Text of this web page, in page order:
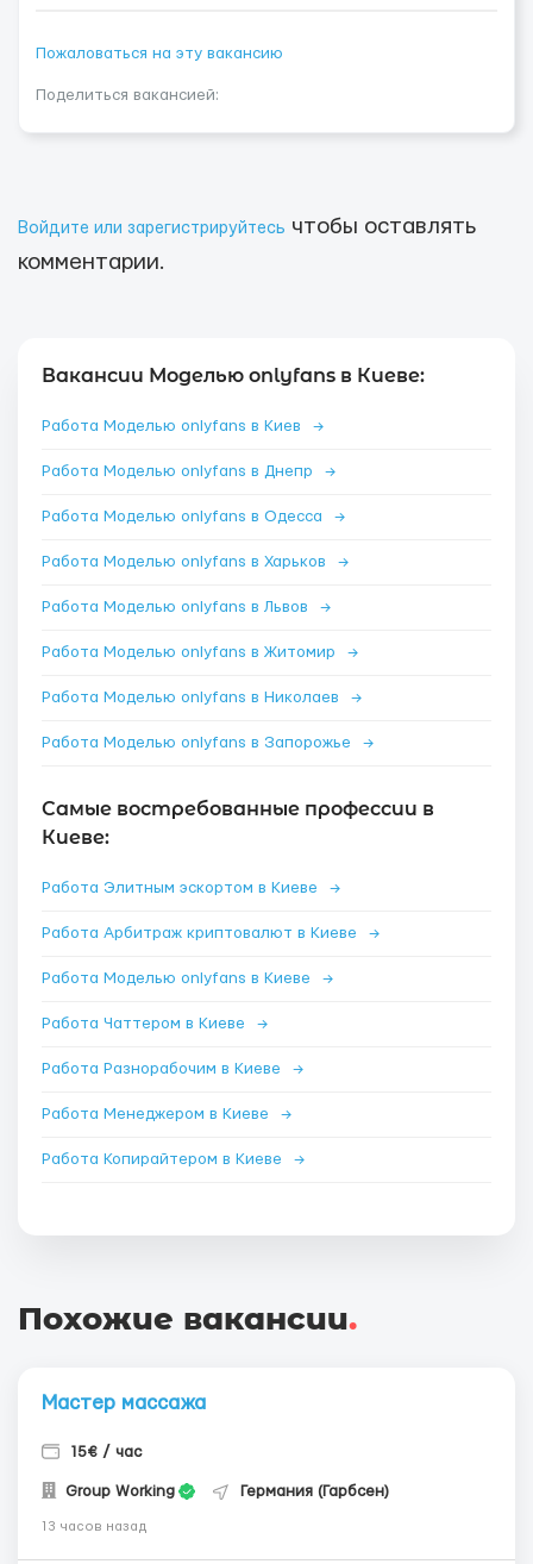
Пожаловаться на эту вакансию
Поделиться вакансией:
Войдите или зарегистрируйтесь чтобы оставлять
комментарии.
Вакансии Моделью onlyfans в Киеве:
Работа Моделью onlyfans в Киев →
Работа Моделью onlyfans в Днепр →
Работа Моделью onlyfans в Одесса →
Работа Моделью onlyfans в Харьков →
Работа Моделью onlyfans в Львов →
Работа Моделью onlyfans в Житомир →
Работа Моделью onlyfans в Николаев →
Работа Моделью onlyfans в Запорожье →
Самые востребованные профессии в
Киеве:
Работа Элитным эскортом в Киеве →
Работа Арбитраж криптовалют в Киеве →
Работа Моделью onlyfans в Киеве →
Работа Чаттером в Киеве →
Работа Разнорабочим в Киеве →
Работа Менеджером в Киеве →
Работа Копирайтером в Киеве →
Похожие вакансии.
Мастер массажа
15€ / час
Group Working Германия (Гарбсен)
13 часов назад